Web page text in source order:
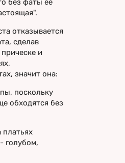
без фаты ее
отказывается
сделав
и
значит она:
поскольку
обходятся без
платьях
голубом,